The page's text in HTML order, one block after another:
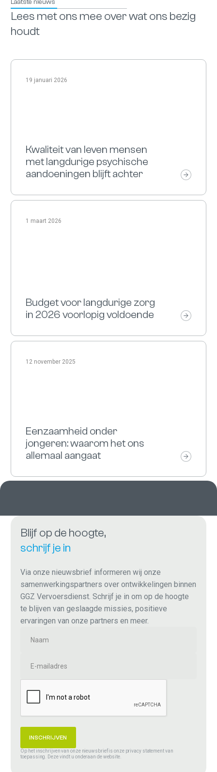
Laatste nieuws
Lees met ons mee over wat ons bezig
houdt
19 januari 2026
Kwaliteit van leven mensen
met langdurige psychische
aandoeningen blijft achter
1 maart 2026
Budget voor langdurige zorg
in 2026 voorlopig voldoende
12 november 2025
Eenzaamheid onder
jongeren: waarom het ons
allemaal aangaat
Blijf op de hoogte,
schrijf je in
Via onze nieuwsbrief informeren wij onze
samenwerkingspartners over ontwikkelingen binnen
GGZ Vervoersdienst. Schrijf je in om op de hoogte
te blijven van geslaagde missies, positieve
ervaringen van onze partners en meer.
Op het inschrijven van onze nieuwsbrief is onze privacy statement van
toepassing. Deze vindt u onderaan de website.